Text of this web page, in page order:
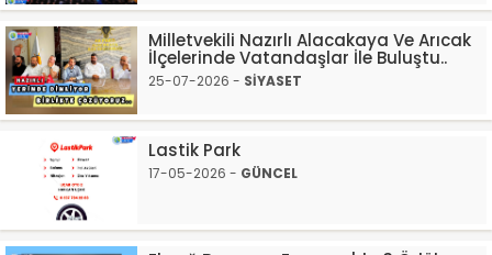
Milletvekili Nazırlı Alacakaya Ve Arıcak
İlçelerinde Vatandaşlar İle Buluştu..
25-07-2026 - SİYASET
Lastik Park
17-05-2026 - GÜNCEL